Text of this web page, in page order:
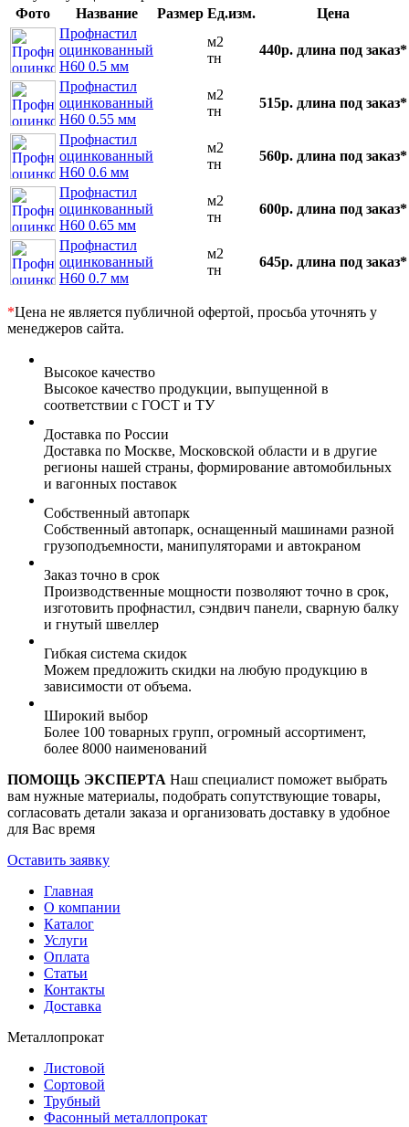
Фото
Название Размер Ед.изм.
Цена
Профнастил
оцинкованный
Н60 0.5 мм
м2
тн
440р. длина под заказ*
Профнастил
оцинкованный
Н60 0.55 мм
м2
тн
515р. длина под заказ*
Профнастил
оцинкованный
Н60 0.6 мм
м2
тн
560р. длина под заказ*
Профнастил
оцинкованный
Н60 0.65 мм
м2
тн
600р. длина под заказ*
Профнастил
оцинкованный
Н60 0.7 мм
м2
тн
645р. длина под заказ*
*Цена не является публичной офертой, просьба уточнять у
менеджеров сайта.
Высокое качество
Высокое качество продукции, выпущенной в
соответствии с ГОСТ и ТУ
Доставка по России
Доставка по Москве, Московской области и в другие
регионы нашей страны, формирование автомобильных
и вагонных поставок
Собственный автопарк
Собственный автопарк, оснащенный машинами разной
грузоподъемности, манипуляторами и автокраном
Заказ точно в срок
Производственные мощности позволяют точно в срок,
изготовить профнастил, сэндвич панели, сварную балку
и гнутый швеллер
Гибкая система скидок
Можем предложить скидки на любую продукцию в
зависимости от объема.
Широкий выбор
Более 100 товарных групп, огромный ассортимент,
более 8000 наименований
ПОМОЩЬ ЭКСПЕРТА Наш специалист поможет выбрать
вам нужные материалы, подобрать сопутствующие товары,
согласовать детали заказа и организовать доставку в удобное
для Вас время
Оставить заявку
Главная
О компании
Каталог
Услуги
Оплата
Статьи
Контакты
Доставка
Металлопрокат
Листовой
Сортовой
Трубный
Фасонный металлопрокат